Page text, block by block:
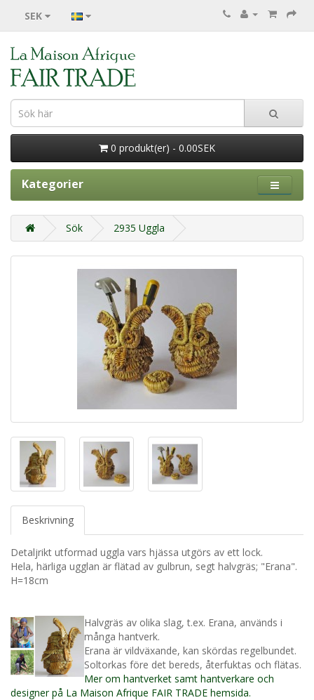
SEK
0 produkt(er) - 0.00SEK
Kategorier
Sök 2935 Uggla
Beskrivning
Detaljrikt utformad uggla vars hjässa utgörs av ett lock.
Hela, härliga ugglan är flätad av gulbrun, segt halvgräs; "Erana".
H=18cm
Halvgräs av olika slag, t.ex. Erana, används i
många hantverk.
Erana är vildväxande, kan skördas regelbundet.
Soltorkas före det bereds, återfuktas och flätas.
Mer om hantverket samt hantverkare och
designer på La Maison Afrique FAIR TRADE hemsida.